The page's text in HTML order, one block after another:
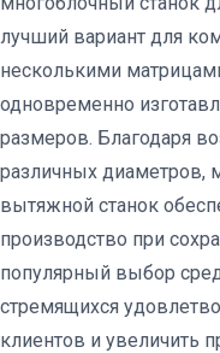
лучший вариант для
несколькими
одновременно
размеров. Благодаря
различных диаметров,
вытяжной станок
производство при
популярный выбор
стремящихся
клиентов и увеличить